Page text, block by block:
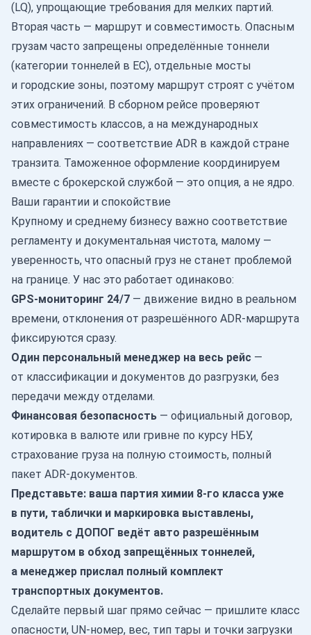
(LQ), упрощающие требования для мелких партий.
Вторая часть — маршрут и совместимость. Опасным
грузам часто запрещены определённые тоннели
(категории тоннелей в ЕС), отдельные мосты
и городские зоны, поэтому маршрут строят с учётом
этих ограничений. В сборном рейсе проверяют
совместимость классов, а на международных
направлениях — соответствие ADR в каждой стране
транзита. Таможенное оформление координируем
вместе с брокерской службой — это опция, а не ядро.
Ваши гарантии и спокойствие
Крупному и среднему бизнесу важно соответствие
регламенту и документальная чистота, малому —
уверенность, что опасный груз не станет проблемой
на границе. У нас это работает одинаково:
GPS-мониторинг 24/7 — движение видно в реальном
времени, отклонения от разрешённого ADR-маршрута
фиксируются сразу.
Один персональный менеджер на весь рейс —
от классификации и документов до разгрузки, без
передачи между отделами.
Финансовая безопасность — официальный договор,
котировка в валюте или гривне по курсу НБУ,
страхование груза на полную стоимость, полный
пакет ADR-документов.
Представьте: ваша партия химии 8-го класса уже
в пути, таблички и маркировка выставлены,
водитель с ДОПОГ ведёт авто разрешённым
маршрутом в обход запрещённых тоннелей,
а менеджер прислал полный комплект
транспортных документов.
Сделайте первый шаг прямо сейчас — пришлите класс
опасности, UN-номер, вес, тип тары и точки загрузки